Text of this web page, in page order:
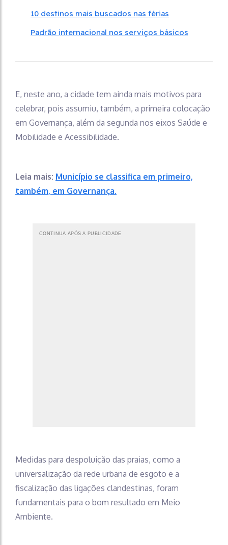
10 destinos mais buscados nas férias
Padrão internacional nos serviços básicos
E, neste ano, a cidade tem ainda mais motivos para
celebrar, pois assumiu, também, a primeira colocação
em Governança, além da segunda nos eixos Saúde e
Mobilidade e Acessibilidade.
Leia mais: Município se classifica em primeiro,
também, em Governança.
CONTINUA APÓS A PUBLICIDADE
Medidas para despoluição das praias, como a
universalização da rede urbana de esgoto e a
fiscalização das ligações clandestinas, foram
fundamentais para o bom resultado em Meio
Ambiente.